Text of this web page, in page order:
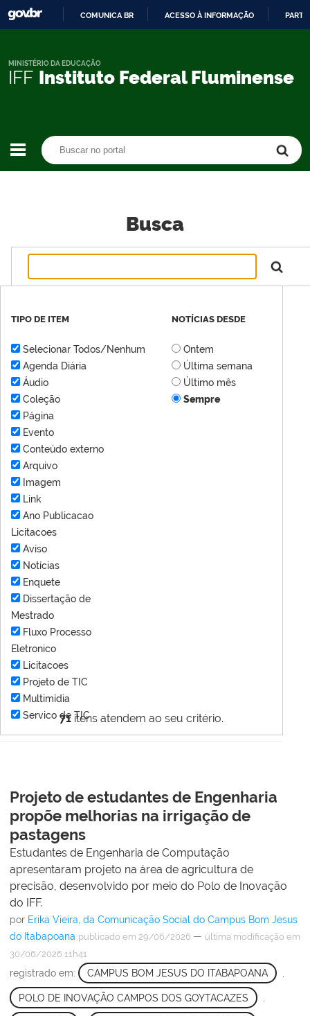
CONTEÚDO
COMUNICA BR ACESSO À INFORMAÇÃO
IFF Instituto Federal Fluminense
MINISTÉRIO DA EDUCAÇÃO
Busca
71 itens atendem ao seu critério.
TIPO DE ITEM
Selecionar Todos/Nenhum
Agenda Diária
Áudio
Coleção
Página
Evento
Conteúdo externo
Arquivo
Imagem
Link
Ano Publicacao
Licitacoes
Aviso
Notícias
Enquete
Dissertação de
Mestrado
Fluxo Processo
Eletronico
Licitacoes
Projeto de TIC
Multimídia
Servico de TIC
NOTÍCIAS DESDE
Ontem
Última semana
Último mês
Sempre
Projeto de estudantes de Engenharia
propõe melhorias na irrigação de
pastagens
Estudantes de Engenharia de Computação
apresentaram projeto na área de agricultura de
precisão, desenvolvido por meio do Polo de Inovação
do IFF.
por Erika Vieira, da Comunicação Social do Campus Bom Jesus
do Itabapoana publicado em 29/06/2026 — última modificação em
30/06/2026 11h41
registrado em: CAMPUS BOM JESUS DO ITABAPOANA
POLO DE INOVAÇÃO CAMPOS DOS GOYTACAZES